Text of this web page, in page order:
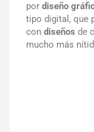
por diseño
tipo digital, que
con diseños de
mucho más